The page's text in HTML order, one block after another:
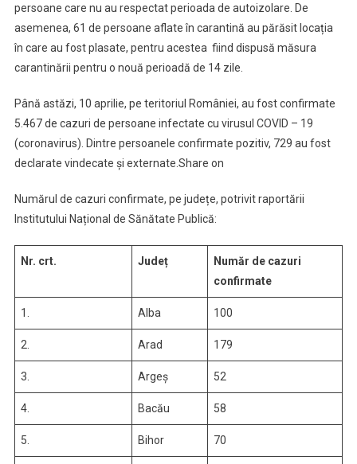
persoane care nu au respectat perioada de autoizolare. De
asemenea, 61 de persoane aflate în carantină au părăsit locația
în care au fost plasate, pentru acestea fiind dispusă măsura
carantinării pentru o nouă perioadă de 14 zile.
Până astăzi, 10 aprilie, pe teritoriul României, au fost confirmate
5.467 de cazuri de persoane infectate cu virusul COVID – 19
(coronavirus). Dintre persoanele confirmate pozitiv, 729 au fost
declarate vindecate și externate.Share on
Numărul de cazuri confirmate, pe județe, potrivit raportării
Institutului Național de Sănătate Publică:
Nr. crt. Județ
Număr de cazuri
confirmate
1. Alba 100
2. Arad 179
3. Argeș 52
4. Bacău 58
5. Bihor 70